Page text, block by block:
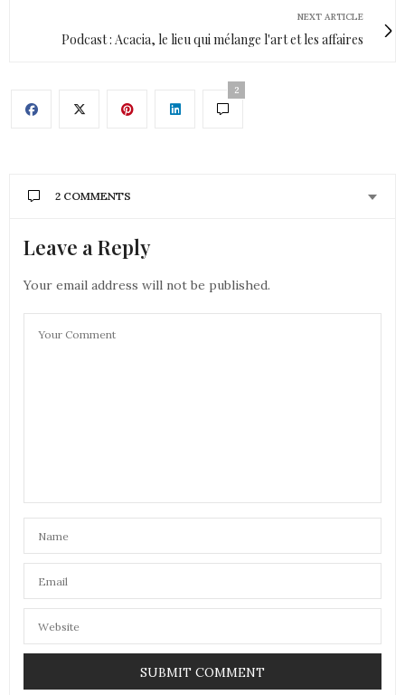
NEXT ARTICLE
Podcast : Acacia, le lieu qui mélange l'art et les affaires
2
2 COMMENTS
AURÉLIE - MOUNETTE
6 SEPTEMBRE 2019 À 10 H 01 MIN
super, tu y as été? Merci pour l’info, c’est bon à
savoir pour celles qui sont sur Paris.
Bises
Aurélie
Leave a Reply
Your email address will not be published.